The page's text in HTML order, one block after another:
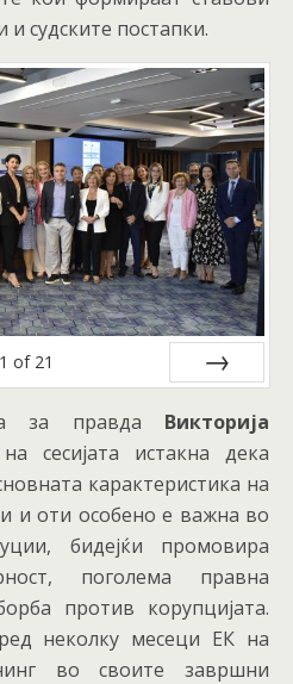
и судските постапки.
1 of 21
за правда Викторија
на сесијата истакна дека
карактеристика на
и оти особено е важна во
бидејќи промовира
поголема правна
против корупцијата.
неколку месеци ЕК на
во своите завршни